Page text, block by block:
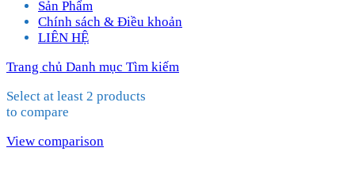
Sản Phẩm
Chính sách & Điều khoản
LIÊN HỆ
Trang chủ Danh mục Tìm kiếm
Select at least 2 products
to compare
View comparison